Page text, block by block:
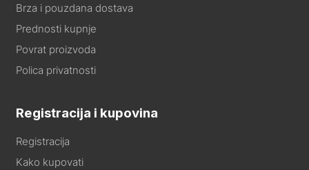
Brza i pouzdana dostava
Prednosti kupnje
Povrat proizvoda
Polica privatnosti
Registracija i kupovina
Registracija
Kako kupovati